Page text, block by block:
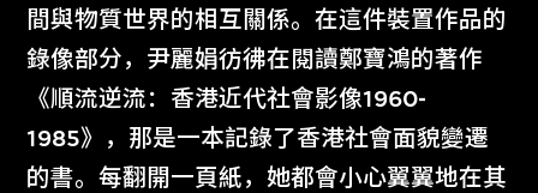
間與物質世界的相互關係。在這件裝置作品的
錄像部分，尹麗娟彷彿在閱讀鄭寶鴻的著作
《順流逆流：香港近代社會影像1960-
1985》，那是一本記錄了香港社會面貌變遷
的書。每翻開一頁紙，她都會小心翼翼地在其